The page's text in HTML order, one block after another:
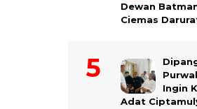
Dewan
Ciemas
Ingin
Adat